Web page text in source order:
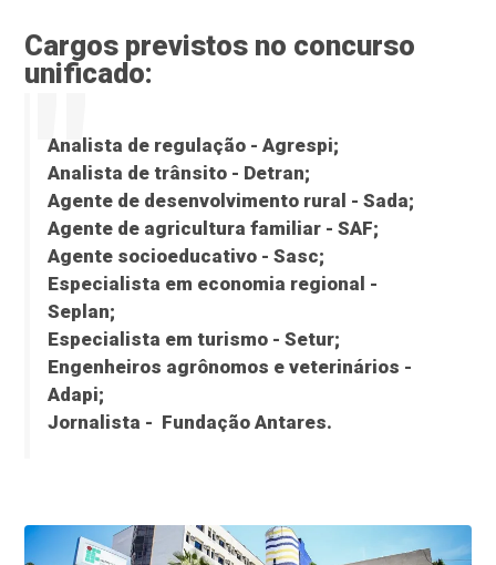
Cargos previstos no concurso
unificado:
Analista de regulação - Agrespi;
Analista de trânsito - Detran;
Agente de desenvolvimento rural - Sada;
Agente de agricultura familiar - SAF;
Agente socioeducativo - Sasc;
Especialista em economia regional -
Seplan;
Especialista em turismo - Setur;
Engenheiros agrônomos e veterinários -
Adapi;
Jornalista - Fundação Antares.